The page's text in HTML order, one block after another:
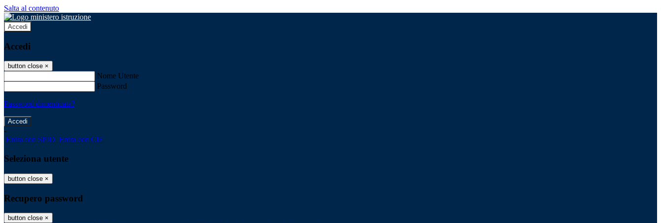
Salta al contenuto
Accedi
Accedi
button close ×
Nome Utente
Password
Password dimenticata?
-
Entra con SPID Entra con CIE
Seleziona utente
button close ×
Recupero password
button close ×